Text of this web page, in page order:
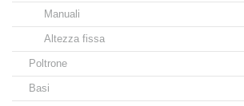
Manuali
Altezza fissa
Poltrone
Basi